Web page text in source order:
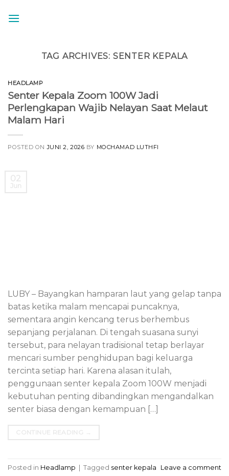
TAG ARCHIVES: SENTER KEPALA
HEADLAMP
Senter Kepala Zoom 100W Jadi
Perlengkapan Wajib Nelayan Saat Melaut
Malam Hari
POSTED ONJUNI 2, 2026 BY MOCHAMAD LUTHFI
LUBY – Bayangkan hamparan laut yang gelap tanpa
batas ketika malam mencapai puncaknya,
sementara angin kencang terus berhembus
sepanjang perjalanan. Di tengah suasana sunyi
tersebut, para nelayan tradisional tetap berlayar
mencari sumber penghidupan bagi keluarga
tercinta setiap hari. Karena alasan itulah,
penggunaan senter kepala Zoom 100W menjadi
kebutuhan penting dibandingkan mengandalkan
senter biasa dengan kemampuan […]
Posted in Headlamp | Tagged senter kepala Leave a comment